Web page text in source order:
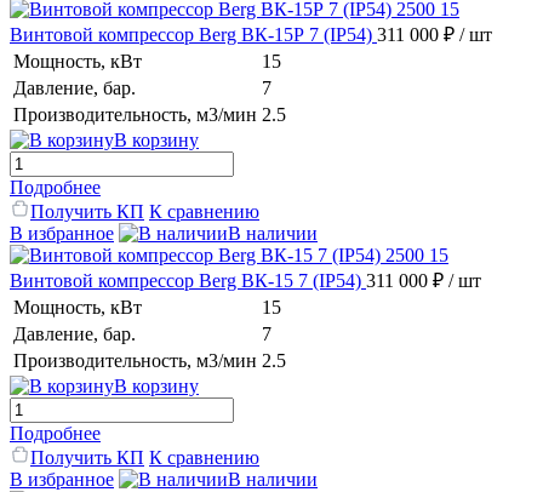
Винтовой компрессор Berg ВК-15Р 7 (IP54) 311 000 ₽ / шт
Мощность, кВт
15
Давление, бар.
7
Производительность, м3/мин 2.5
В корзину
Подробнее
Получить КП К сравнению
В избранное
В наличии
Винтовой компрессор Berg ВК-15 7 (IP54) 311 000 ₽ / шт
Мощность, кВт
15
Давление, бар.
7
Производительность, м3/мин 2.5
В корзину
Подробнее
Получить КП К сравнению
В избранное
В наличии